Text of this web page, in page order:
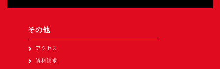
その他
アクセス
資料請求